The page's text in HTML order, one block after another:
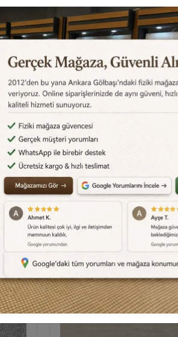
Değerlendirmeler
Aklınızdaki soruların
cevapları için
Destek Merkezi
0540 001 51 51
Karşılaştır
Ürünler